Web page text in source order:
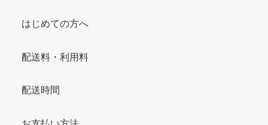
はじめての方へ
配送料・利用料
配送時間